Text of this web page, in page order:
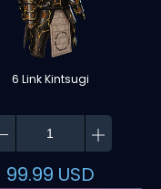
6 Link Kintsugi
99.99 USD